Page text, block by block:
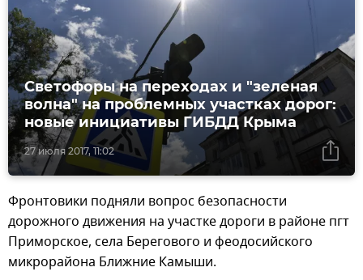
27 июля 2017, 11:02
Светофоры на переходах и "зеленая
волна" на проблемных участках дорог:
новые инициативы ГИБДД Крыма
Фронтовики подняли вопрос безопасности
дорожного движения на участке дороги в районе пгт
Приморское, села Берегового и феодосийского
микрорайона Ближние Камыши.